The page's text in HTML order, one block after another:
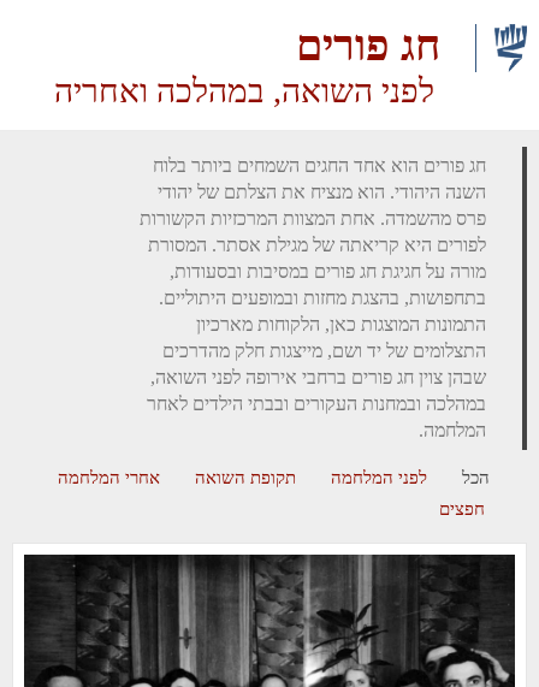
חג פורים
לפני השואה, במהלכה ואחריה
חג פורים הוא אחד החגים השמחים ביותר בלוח
השנה היהודי. הוא מנציח את הצלתם של יהודי
פרס מהשמדה. אחת המצוות המרכזיות הקשורות
לפורים היא קריאתה של מגילת אסתר. המסורת
מורה על חגיגת חג פורים במסיבות ובסעודות,
בתחפושות, בהצגת מחזות ובמופעים היתוליים.
התמונות המוצגות כאן, הלקוחות מארכיון
התצלומים של יד ושם, מייצגות חלק מהדרכים
שבהן צוין חג פורים ברחבי אירופה לפני השואה,
במהלכה ובמחנות העקורים ובבתי הילדים לאחר
המלחמה.
הכל לפני המלחמה תקופת השואה
אחרי המלחמה
חפצים